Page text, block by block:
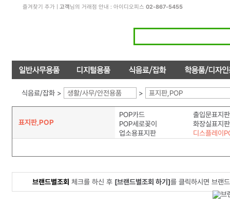
즐겨찾기 추가| 고객님의 거래점 안내 : 아이디오피스 02-867-5455
식음료/잡화 > 생활/사무/안전용품 > 표지판,POP
표지판,POP
POP카드
출입문표지판
POP세로꽂이
화장실표지판
업소용표지판
디스플레이
브랜드별조회 체크를 하신 후 [브랜드별조회 하기]를 클릭하시면 브랜